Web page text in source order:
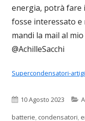
energia, potrà fare
fosse interessato
mandi la mail al
@AchilleSacchi
Supercondensatori-
Pubblicato
10 Agosto 2023
batterie, condensatori,